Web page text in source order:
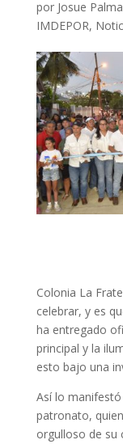
por Josue Palma
IMDEPOR,
Colonia La
celebrar, y es
ha entregado
principal y la
esto bajo una
Así lo manifestó
patronato,
orgulloso de su